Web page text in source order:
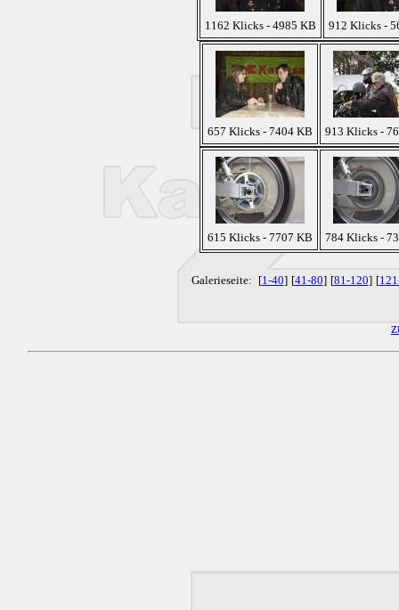
1162 Klicks - 4985 KB 912 Klicks -
657 Klicks - 7404 KB 913 Klicks -
615 Klicks - 7707 KB 784 Klicks -
Galerieseite: [1-40] [41-80] [81-120] [